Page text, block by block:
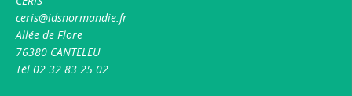
ceris@idsnormandie.fr
Allée de Flore
76380 CANTELEU
Tél 02.32.83.25.02